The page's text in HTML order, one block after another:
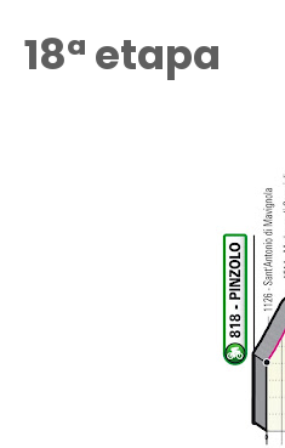
18ª etapa